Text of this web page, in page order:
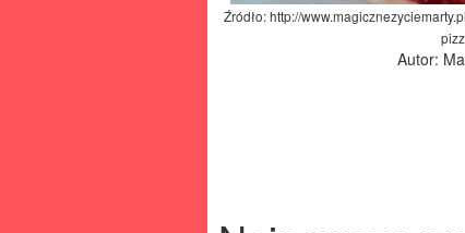
Źródło: http://
Autor: